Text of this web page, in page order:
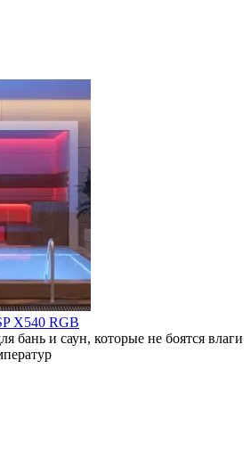
X540 RGB
бань и саун, которые не боятся влаги